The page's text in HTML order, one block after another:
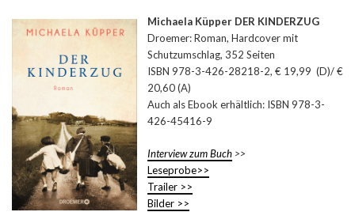
Michaela Küpper DER KINDERZUG
Droemer: Roman, Hardcover mit
Schutzumschlag, 352 Seiten
ISBN 978-3-426-28218-2, € 19,99 (D)/ €
20,60 (A)
Auch als Ebook erhältlich: ISBN 978-3-
426-45416-9
Interview zum Buch >>
Leseprobe>>
Trailer >>
Bilder >>